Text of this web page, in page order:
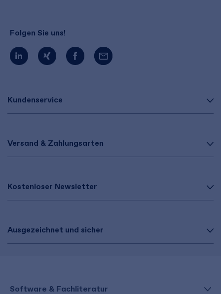
Kundenservice
Versand & Zahlungsarten
Kostenloser Newsletter
Ausgezeichnet und sicher
Folgen Sie uns!
Software & Fachliteratur